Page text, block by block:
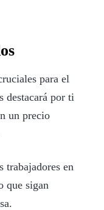
para el
destacará por ti
un precio
trabajadores en
que sigan